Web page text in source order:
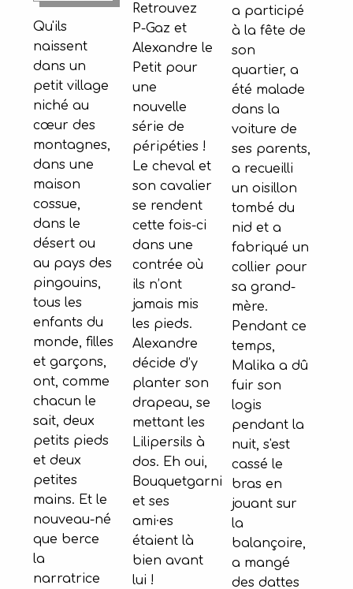
Qu'ils
naissent
dans un
petit village
niché au
cœur des
montagnes,
dans une
maison
cossue,
dans le
désert ou
au pays des
pingouins,
tous les
enfants du
monde, filles
et garçons,
ont, comme
chacun le
sait, deux
petits pieds
et deux
petites
mains. Et le
nouveau-né
que berce
la
narratrice
Retrouvez
P-Gaz et
Alexandre le
Petit pour
une
nouvelle
série de
péripéties !
Le cheval et
son cavalier
se rendent
cette fois-ci
dans une
contrée où
ils n’ont
jamais mis
les pieds.
Alexandre
décide d’y
planter son
drapeau, se
mettant les
Lilipersils à
dos. Eh oui,
Bouquetgarni
et ses
ami·es
étaient là
bien avant
lui !
a participé
à la fête de
son
quartier, a
été malade
dans la
voiture de
ses parents,
a recueilli
un oisillon
tombé du
nid et a
fabriqué un
collier pour
sa grand-
mère.
Pendant ce
temps,
Malika a dû
fuir son
logis
pendant la
nuit, s'est
cassé le
bras en
jouant sur
la
balançoire,
a mangé
des dattes